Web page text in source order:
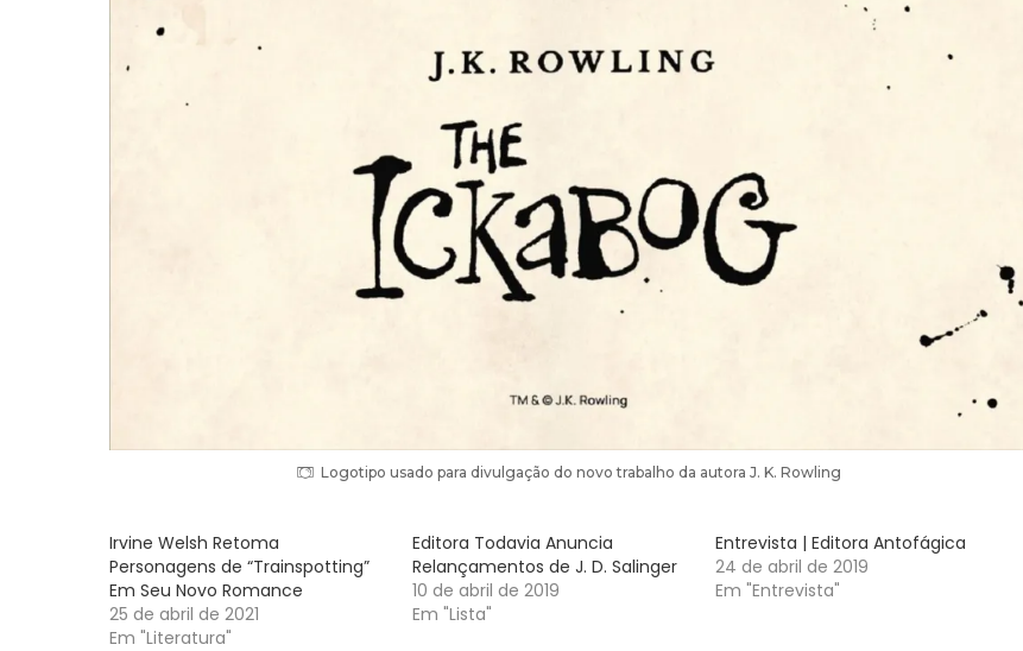
Logotipo usado para divulgação do novo trabalho da autora J. K. Rowling
Irvine Welsh Retoma
Personagens de “Trainspotting”
Em Seu Novo Romance
25 de abril de 2021
Em "Literatura"
Editora Todavia Anuncia
Relançamentos de J. D. Salinger
10 de abril de 2019
Em "Lista"
Entrevista | Editora Antofágica
24 de abril de 2019
Em "Entrevista"